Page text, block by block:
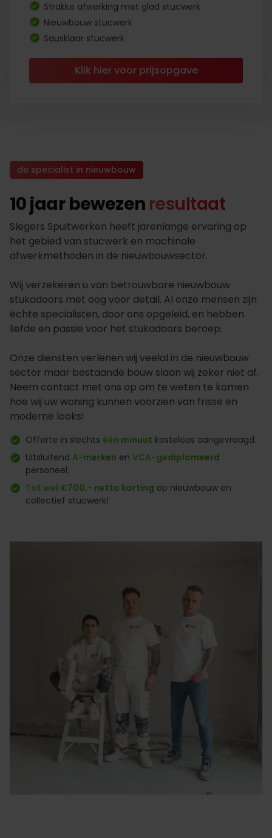
Strakke afwerking met glad stucwerk
Nieuwbouw stucwerk
Sausklaar stucwerk
Klik hier voor prijsopgave
de specialist in nieuwbouw
10 jaar bewezen resultaat
Slegers Spuitwerken heeft jarenlange ervaring op
het gebied van stucwerk en machinale
afwerkmethoden in de nieuwbouwsector.
Wij verzekeren u van betrouwbare nieuwbouw
stukadoors met oog voor detail. Al onze mensen zijn
échte specialisten, door ons opgeleid, en hebben
liefde en passie voor het stukadoors beroep.
Onze diensten verlenen wij veelal in de nieuwbouw
sector maar bestaande bouw slaan wij zeker niet af.
Neem contact met ons op om te weten te komen
hoe wij uw woning kunnen voorzien van frisse en
moderne looks!
Offerte in slechts één minuut kosteloos aangevraagd.
Uitsluitend A-merken en VCA-gediplomeerd
personeel.
Tot wel €700,- netto korting op nieuwbouw en
collectief stucwerk!